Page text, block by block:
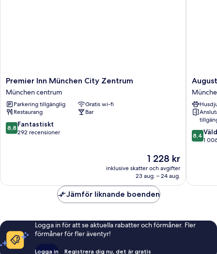
Premier
Inn
München
City
Zentrum
München
centrum
Premier Inn München City Zentrum
München centrum
Parkering tillgänglig
Gratis wi-fi
Restaurang
Bar
8.8
av
8,8 Fantastiskt
292 recensioner
Priset
1 228 kr
1 228 kr
inklusive skatter och avgifter
23 aug. – 24 aug.
Hotel
centrum
8.4
av
8,4
1
Jämför liknande boenden
Logga in för att se aktuella rabatter och förmåner. Fler
förmåner för fler äventyr!
Logga in Registrera dig nu, det är gratis